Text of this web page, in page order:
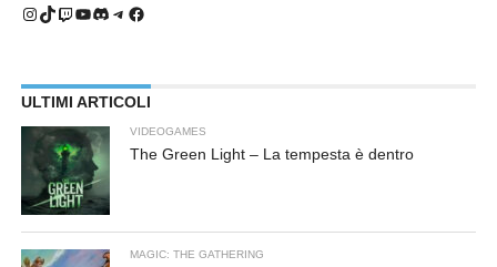
Instagram
TikTok
Twitch
YouTube
Discord
Telegram
Facebook
ULTIMI ARTICOLI
VIDEOGAMES
The Green Light – La tempesta è dentro
MAGIC: THE GATHERING